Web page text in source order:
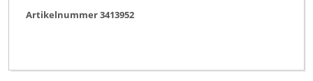
Artikelnummer 3413952